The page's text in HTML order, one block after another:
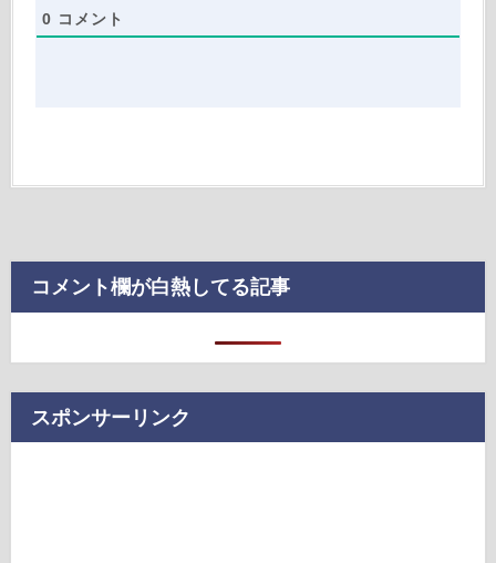
0 コメント
コメント欄が白熱してる記事
スポンサーリンク